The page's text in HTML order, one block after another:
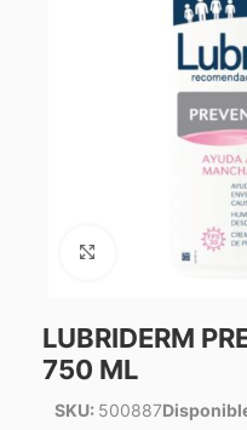
Click to enlarge
LUBRIDERM
750 ML
SKU: 500887